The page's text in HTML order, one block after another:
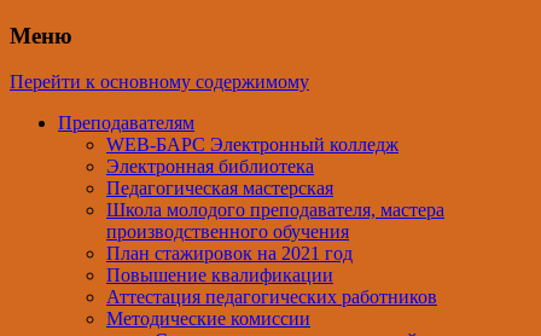
Меню
Перейти к основному содержимому
Преподавателям
WEB-БАРС Электронный колледж
Электронная библиотека
Педагогическая мастерская
Школа молодого преподавателя, мастера
производственного обучения
План стажировок на 2021 год
Повышение квалификации
Аттестация педагогических работников
Методические комиссии